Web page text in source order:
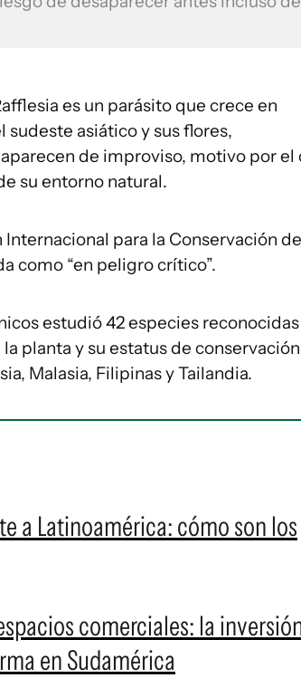
es un parásito que crece en
asiático y sus flores,
de improviso, motivo por el
su entorno natural.
para la Conservación
como “en peligro crítico”.
estudió 42 especies
planta y su estatus de
Malasia, Filipinas y Tailandia.
a Latinoamérica: cómo son los
comerciales: la
en Sudamérica